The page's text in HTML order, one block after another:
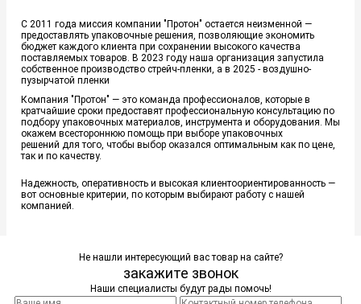
С 2011 года миссия компании "Протон" остается неизменной ―
предоставлять упаковочные решения, позволяющие экономить
бюджет каждого клиента при сохранении высокого качества
поставляемых товаров. В 2023 году наша организация запустила
собственное производство стрейч-пленки, а в 2025 - воздушно-
пузырчатой пленки
Компания "Протон" ― это команда профессионалов, которые в
кратчайшие сроки предоставят профессиональную консультацию по
подбору упаковочных материалов, инструмента и оборудования. Мы
окажем всестороннюю помощь при выборе упаковочных
решений для того, чтобы выбор оказался оптимальным как по цене,
так и по качеству.
Надежность, оперативность и высокая клиентоориентированность ―
вот основные критерии, по которым выбирают работу с нашей
компанией.
Не нашли интересующий вас товар на сайте?
закажите звонок
Наши специалисты будут рады помочь!